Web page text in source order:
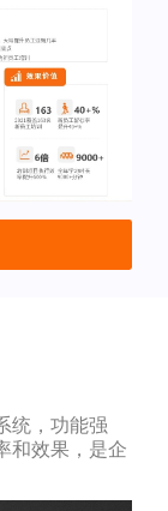
统，功能强
和效果，是企